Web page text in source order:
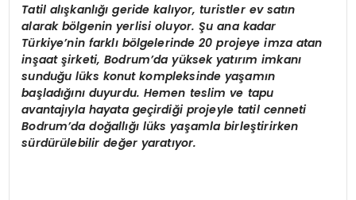
Tatil alışkanlığı geride kalıyor, turistler ev satın
alarak bölgenin yerlisi oluyor. Şu ana kadar
Türkiye’nin farklı bölgelerinde 20 projeye imza atan
inşaat şirketi, Bodrum’da yüksek yatırım imkanı
sunduğu lüks konut kompleksinde yaşamın
başladığını duyurdu. Hemen teslim ve tapu
avantajıyla hayata geçirdiği projeyle tatil cenneti
Bodrum’da doğallığı lüks yaşamla birleştirirken
sürdürülebilir değer yaratıyor.